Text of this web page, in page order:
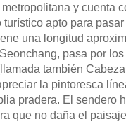
y cuenta
apto para
una longitud
pasa por
también
la pintoresca
pradera. El sendero
que no daña el